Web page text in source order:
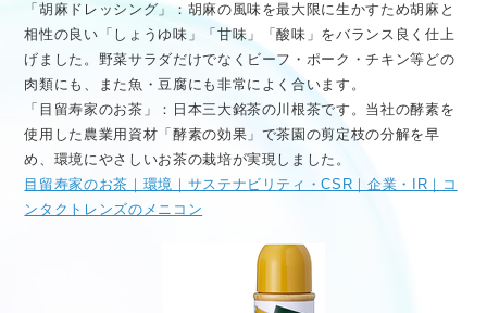
「胡麻ドレッシング」：胡麻の風味を最大限に生かすため胡麻と
相性の良い「しょうゆ味」「甘味」「酸味」をバランス良く仕上
げました。野菜サラダだけでなくビーフ・ポーク・チキン等どの
肉類にも、また魚・豆腐にも非常によく合います。
「目留寿家のお茶」：日本三大銘茶の川根茶です。当社の酵素を
使用した農業用資材「酵素の効果」で茶園の剪定枝の分解を早
め、環境にやさしいお茶の栽培が実現しました。
目留寿家のお茶｜環境｜サステナビリティ・CSR｜企業・IR｜コ
ンタクトレンズのメニコン